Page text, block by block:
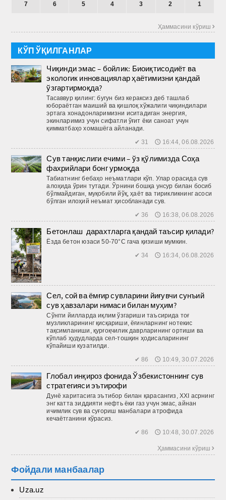
7 6 5 4 3 2 1
Ҳаммасини кўриш 
КЎП ЎҚИЛГАНЛАР
Чиқинди эмас – бойлик: Биоиқтисодиёт ва
экологик инновациялар ҳаётимизни қандай
ўзгартирмоқда?
Тасаввур қилинг: бугун биз кераксиз деб ташлаб
юбораётган маиший ва қиш­лоқ хўжалиги чиқиндилари
эртага хонадонларимизни иситадиган энергия,
экинларимиз учун сифатли ўғит ёки саноат учун
қимматбаҳо хомашёга айланади.
✔ 31 🕔 16:44, 06.08.2026
Сув танқислиги ечими – ўз қўлимизда Соҳа
фахрийлари бонг урмоқда
Табиатнинг бебаҳо неъматлари кўп. Улар орасида сув
алоҳида ўрин тутади. Ўрнини бошқа унсур билан босиб
бўлмайдиган, муқобили йўқ, ҳаёт ва тирикликнинг асоси
бўлган илоҳий неъмат ҳисобланади сув.
✔ 36 🕔 16:38, 06.08.2026
Бетонлаш дарахтларга қандай таъсир қилади?
Ёзда бетон юзаси 50-70°C гача қизиши мумкин.
✔ 34 🕔 16:34, 06.08.2026
Сел, сой ва ёмғир сувларини йиғувчи сунъий
сув ҳавзалари нимаси билан муҳим?
Сўнгги йилларда иқлим ўзгариши таъсирида тоғ
музликларининг қисқариши, ёғинларнинг нотекис
тақсимланиши, қурғоқчилик даврларининг ортиши ва
кўплаб ҳудудларда сел-тош­қин ҳодисаларининг
кўпайиши кузатилди.
✔ 86 🕔 10:49, 30.07.2026
Глобал инқироз фонида Ўзбекистоннинг сув
стратегияси эътирофи
Дунё харитасига эътибор билан қарасангиз, XXI асрнинг
энг катта зиддияти нефть ёки газ учун эмас, айнан
ичимлик сув ва суғориш манбалари атрофида
кечаётганини кўрасиз.
✔ 86 🕔 10:48, 30.07.2026
Ҳаммасини кўриш 
Фойдали манбаалар
Uza.uz